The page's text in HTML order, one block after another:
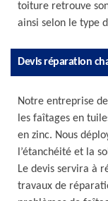
toiture retrouve
ainsi selon le type
Devis réparation
Notre entreprise
les faîtages en
en zinc. Nous
l’étanchéité et la
Le devis servira à
travaux de